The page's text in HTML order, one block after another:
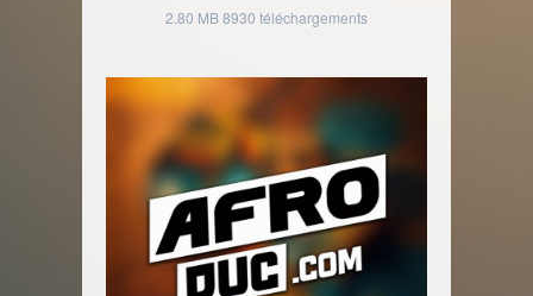
2.80 MB8930 téléchargements